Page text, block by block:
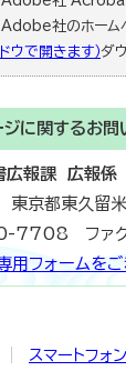
社のホーム
ウで開きます）ダ
ジに関するお問
広報課 広報係
京都東久留米
7708 ファ
用フォームをご
スマートフォン